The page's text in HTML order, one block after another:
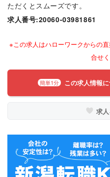
ただくとスムーズです。
求人番号:20060-03981861
※この求人はハローワークからの
合せ
簡単1分 この求人情報
求